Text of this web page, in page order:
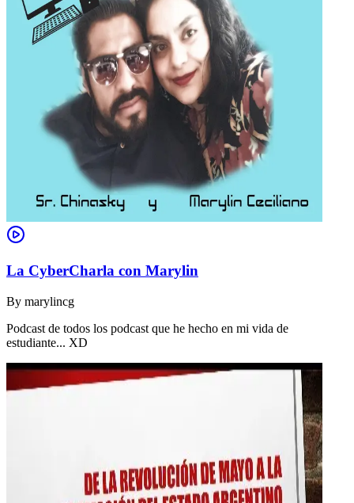
La CyberCharla con Marylin
By marylincg
Podcast de todos los podcast que he hecho en mi vida de
estudiante... XD